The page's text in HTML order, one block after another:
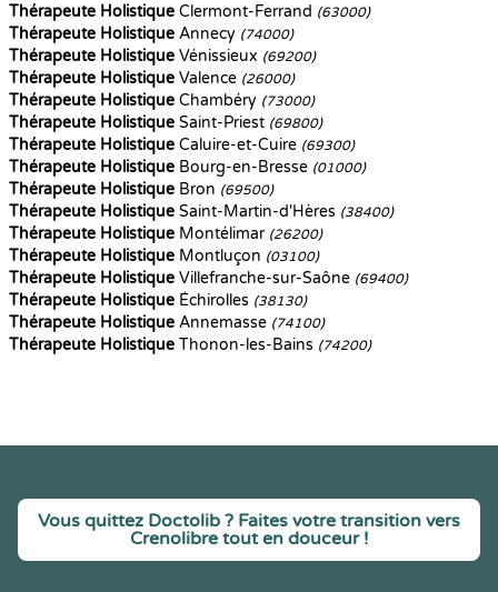
Thérapeute Holistique Clermont-Ferrand (63000)
Thérapeute Holistique Annecy (74000)
Thérapeute Holistique Vénissieux (69200)
Thérapeute Holistique Valence (26000)
Thérapeute Holistique Chambéry (73000)
Thérapeute Holistique Saint-Priest (69800)
Thérapeute Holistique Caluire-et-Cuire (69300)
Thérapeute Holistique Bourg-en-Bresse (01000)
Thérapeute Holistique Bron (69500)
Thérapeute Holistique Saint-Martin-d'Hères (38400)
Thérapeute Holistique Montélimar (26200)
Thérapeute Holistique Montluçon (03100)
Thérapeute Holistique Villefranche-sur-Saône (69400)
Thérapeute Holistique Échirolles (38130)
Thérapeute Holistique Annemasse (74100)
Thérapeute Holistique Thonon-les-Bains (74200)
Vous quittez Doctolib ? Faites votre transition vers
Crenolibre tout en douceur !